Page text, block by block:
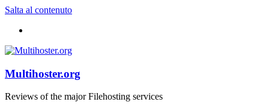
Salta al contenuto
Multihoster.org
Reviews of the major Filehosting services